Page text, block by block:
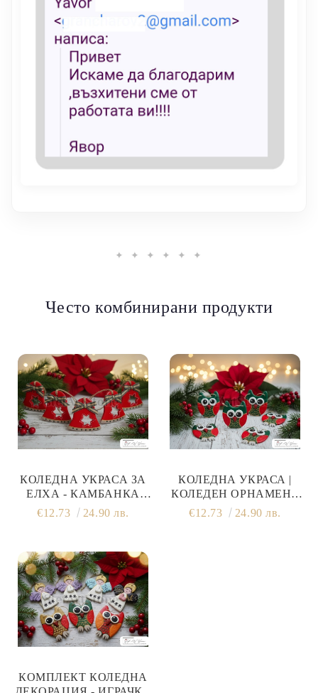
✦ ✦ ✦ ✦ ✦ ✦
Често комбинирани продукти
КОЛЕДНА УКРАСА ЗА
ЕЛХА - КАМБАНКА
(ЧЕРВЕНА) РЪЧНО
€12.73 24.90 лв.
КОЛЕДНА УКРАСА |
КОЛЕДЕН ОРНАМЕНТ
БУХАЛ - ЗЕЛЕН 12 СМ
€12.73 24.90 лв.
КОМПЛЕКТ КОЛЕДНА